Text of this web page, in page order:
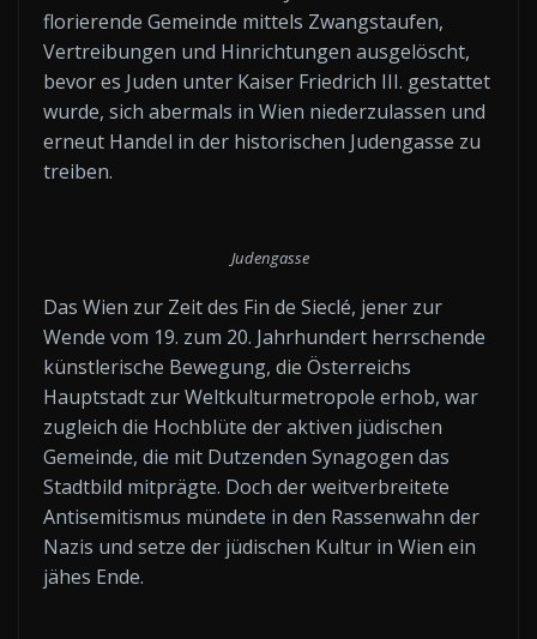
florierende Gemeinde mittels Zwangstaufen,
Vertreibungen und Hinrichtungen ausgelöscht,
bevor es Juden unter Kaiser Friedrich III. gestattet
wurde, sich abermals in Wien niederzulassen und
erneut Handel in der historischen Judengasse zu
treiben.
Judengasse
Das Wien zur Zeit des Fin de Sieclé, jener zur
Wende vom 19. zum 20. Jahrhundert herrschende
künstlerische Bewegung, die Österreichs
Hauptstadt zur Weltkulturmetropole erhob, war
zugleich die Hochblüte der aktiven jüdischen
Gemeinde, die mit Dutzenden Synagogen das
Stadtbild mitprägte. Doch der weitverbreitete
Antisemitismus mündete in den Rassenwahn der
Nazis und setze der jüdischen Kultur in Wien ein
jähes Ende.